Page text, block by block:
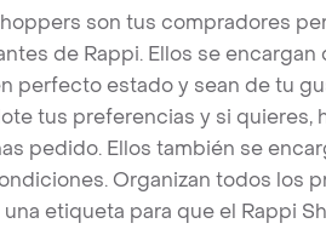
son tus compradores
de Rappi. Ellos se
perfecto estado y sean de tu
tus preferencias y si quieres,
pedido. Ellos también se
Organizan todos los
etiqueta para que el Rappi